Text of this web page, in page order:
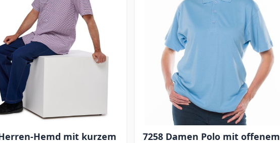
Hemd mit kurzem
7258 Damen Polo mit offenem